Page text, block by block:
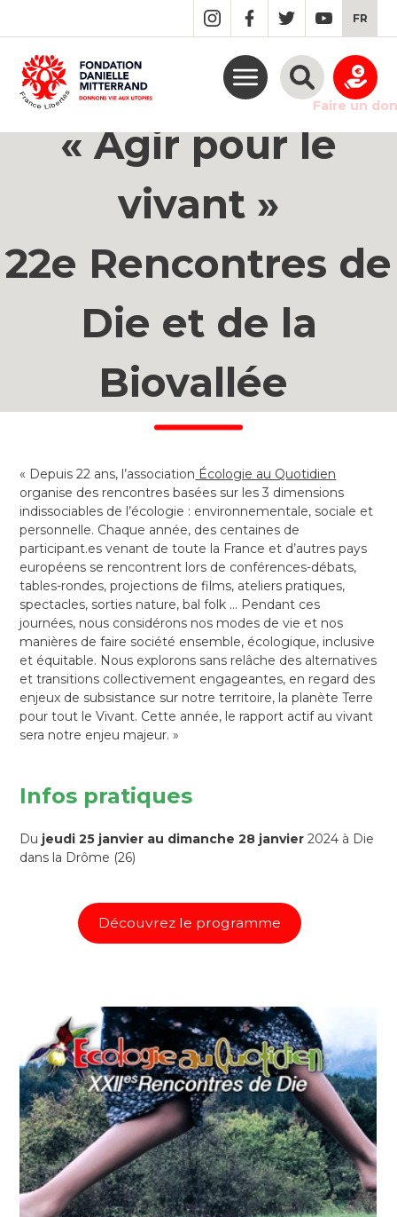
MAIN
CONTENT
FR
Faire un don
« Agir pour le
vivant »
22e Rencontres de
Die et de la
Biovallée
« Depuis 22 ans, l’association Écologie au Quotidien
organise des rencontres basées sur les 3 dimensions
indissociables de l’écologie : environnementale, sociale et
personnelle. Chaque année, des centaines de
participant.es venant de toute la France et d’autres pays
européens se rencontrent lors de conférences-débats,
tables-rondes, projections de films, ateliers pratiques,
spectacles, sorties nature, bal folk … Pendant ces
journées, nous considérons nos modes de vie et nos
manières de faire société ensemble, écologique, inclusive
et équitable. Nous explorons sans relâche des alternatives
et transitions collectivement engageantes, en regard des
enjeux de subsistance sur notre territoire, la planète Terre
pour tout le Vivant. Cette année, le rapport actif au vivant
sera notre enjeu majeur. »
Infos pratiques
Du jeudi 25 janvier au dimanche 28 janvier 2024 à Die
dans la Drôme (26)
Découvrez le programme